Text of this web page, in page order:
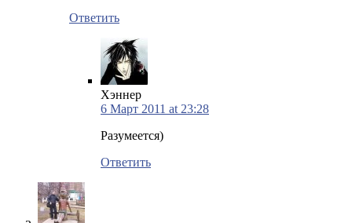
Ответить
Хэннер
6 Март 2011 at 23:28
Разумеется)
Ответить